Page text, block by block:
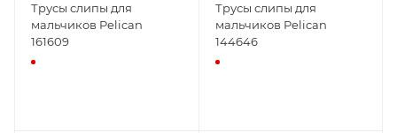
Трусы слипы для
мальчиков Pelican
161609
Трусы слипы для
мальчиков Pelican
144646